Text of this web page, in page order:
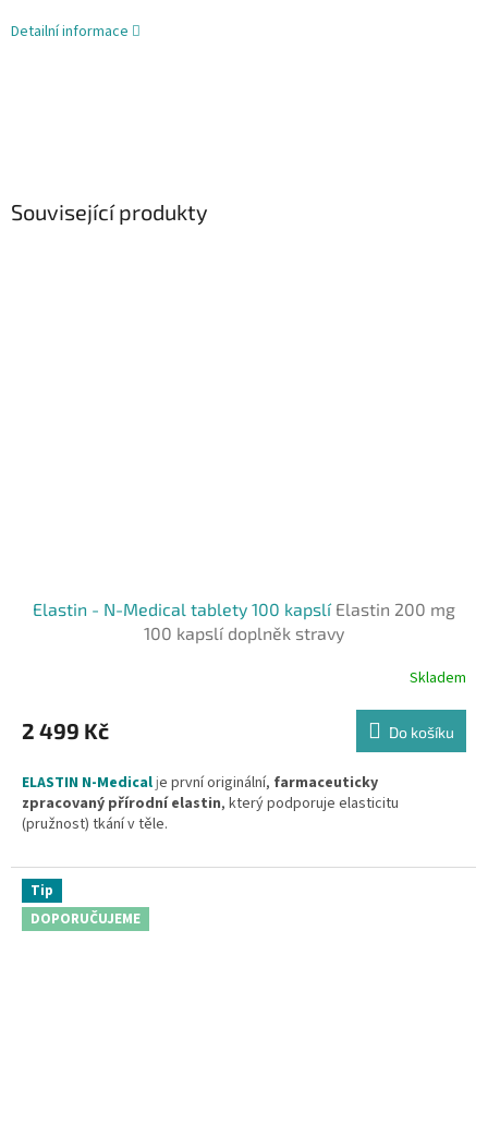
Detailní informace
Související produkty
Elastin - N-Medical tablety 100 kapslí Elastin 200 mg
100 kapslí doplněk stravy
produktu
je
z
5
hvězdiček.
Skladem
2 499 Kč Do košíku
ELASTIN N-Medicalje první originální, farmaceuticky
zpracovaný přírodní elastin, který podporuje elasticitu
(pružnost) tkání v těle.
Složení:200 mghydrolyzovaného bio-elastinua 300 mg
přírodního vitamínu C
Obsah balení: 100 kapslí.
Tip
DOPORUČUJEME